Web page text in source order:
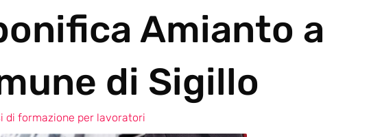
Amianto a
di Sigillo
di formazione per lavoratori